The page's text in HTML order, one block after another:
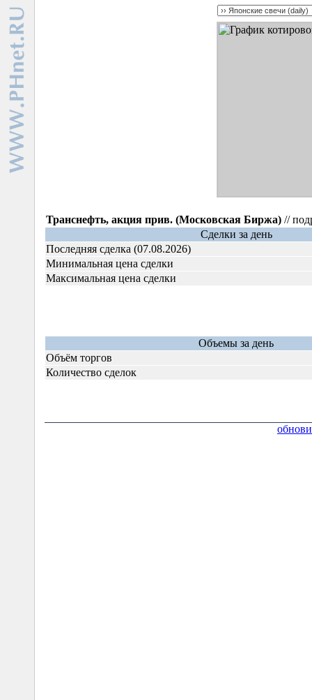
Транснефть, акция прив. (Московская Биржа) //
Сделки за день
Последняя сделка (07.08.2026)
Минимальная цена сделки
Максимальная цена сделки
Объемы за день
Объём торгов
Количество сделок